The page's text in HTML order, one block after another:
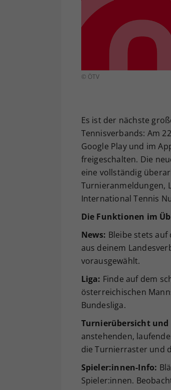
© ÖTV
Es ist der nächste
Tennisverbands: Am
Google Play und im
freigeschalten. Die
eine vollständig
Turnieranmeldungen,
International Tennis
Die Funktionen im
News: Bleibe stets
aus deinem
vorausgewählt.
Liga: Finde auf dem
österreichischen
Bundesliga.
Turnierübersicht und
anstehenden,
die Turnierraster und
Spieler:innen-Info:
Spieler:innen.